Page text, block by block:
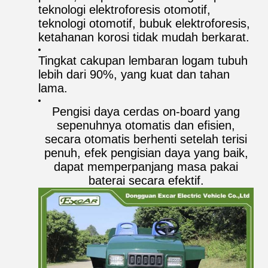
teknologi elektroforesis otomotif,
teknologi otomotif, bubuk elektroforesis,
ketahanan korosi tidak mudah berkarat.
Tingkat cakupan lembaran logam tubuh
lebih dari 90%, yang kuat dan tahan
lama.
Pengisi daya cerdas on-board yang
sepenuhnya otomatis dan efisien,
secara otomatis berhenti setelah terisi
penuh, efek pengisian daya yang baik,
dapat memperpanjang masa pakai
baterai secara efektif.